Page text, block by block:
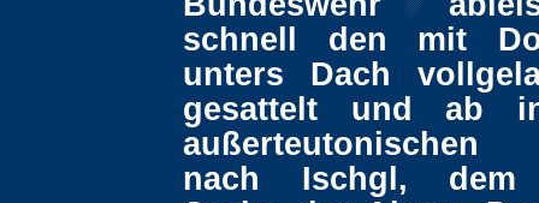
schnell den mit
unters Dach
gesattelt und ab
außerteutonischen
nach Ischgl, dem